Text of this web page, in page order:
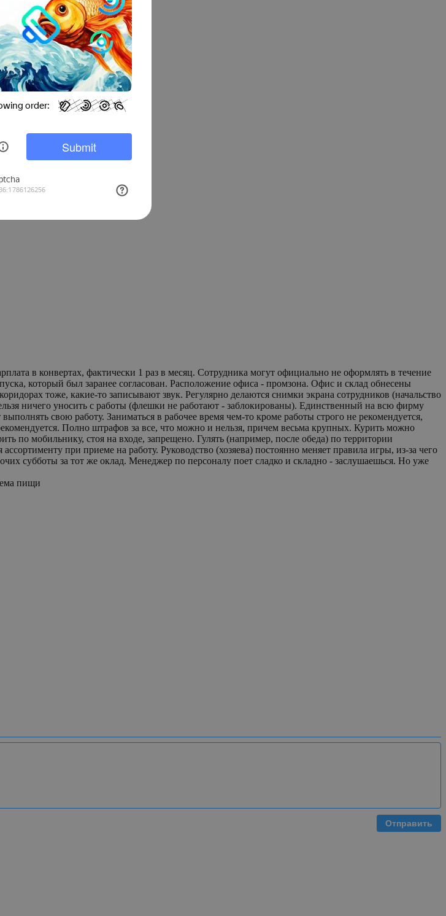
который был заранее согласован. Расположение офиса - промзона. Офис и склад обнесены
тоже, какие-то записывают звук. Регулярно делаются снимки экрана сотрудников (начальство
ничего уносить с работы (флешки не работают - заблокированы). Единственный на всю фирму
свою работу. Заниматься в рабочее время чем-то кроме работы строго не рекомендуется,
Полно штрафов за все, что можно и нельзя, причем весьма крупных. Курить можно
по мобильнику, стоя на входе, запрещено. Гулять (например, после обеда) по территории
при приеме на работу. Руководство (хозяева) постоянно меняет правила игры, из-за чего
субботы за тот же оклад. Менеджер по персоналу поет сладко и складно - заслушаешься. Но уже
пищи
Отправить